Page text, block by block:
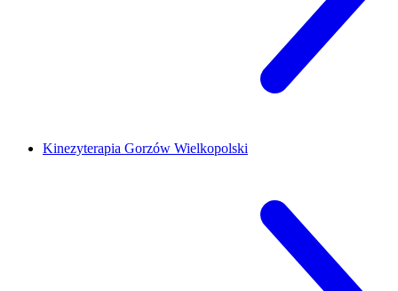
Kinezyterapia Gorzów Wielkopolski